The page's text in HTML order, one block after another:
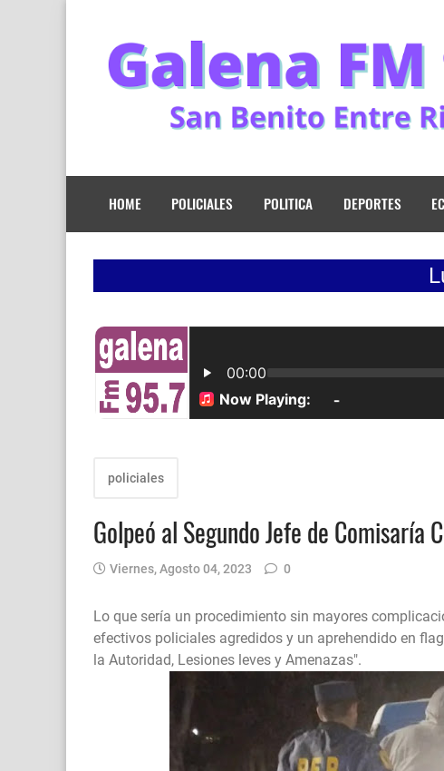
HOME POLICIALES POLITICA DEPORTES
Lunes a
policiales
Golpeó al Segundo Jefe de
Viernes, Agosto 04, 2023 0
Lo que sería un procedimiento sin mayores
efectivos policiales agredidos y un aprehendido en
la Autoridad, Lesiones leves y Amenazas".